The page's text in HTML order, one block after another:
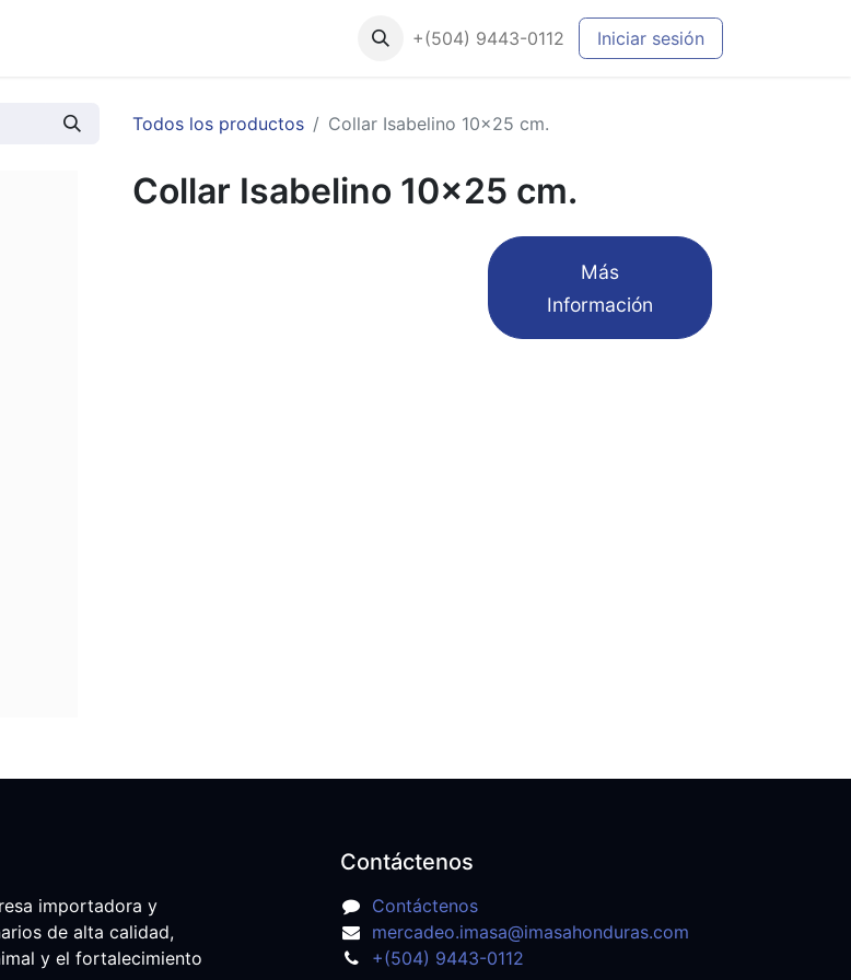
+(504) 9443-0112 Iniciar sesión
Todos los productos Collar Isabelino 10x25 cm.
Collar Isabelino 10x25 cm.
​Más
Información
importadora y
de alta calidad,
y el fortalecimiento
Contáctenos
Contáctenos
mercadeo.imasa@imasahonduras.com
+(504) 9443-0112